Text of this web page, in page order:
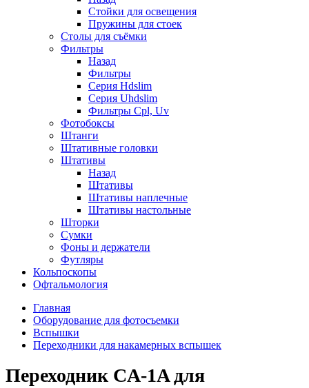
Стойки для освещения
Пружины для стоек
Столы для съёмки
Фильтры
Назад
Фильтры
Серия Hdslim
Серия Uhdslim
Фильтры Cpl, Uv
Фотобоксы
Штанги
Штативные головки
Штативы
Назад
Штативы
Штативы наплечные
Штативы настольные
Шторки
Сумки
Фоны и держатели
Футляры
Кольпоскопы
Офтальмология
Главная
Оборудование для фотосъемки
Вспышки
Переходники для накамерных вспышек
Переходник CA-1A для